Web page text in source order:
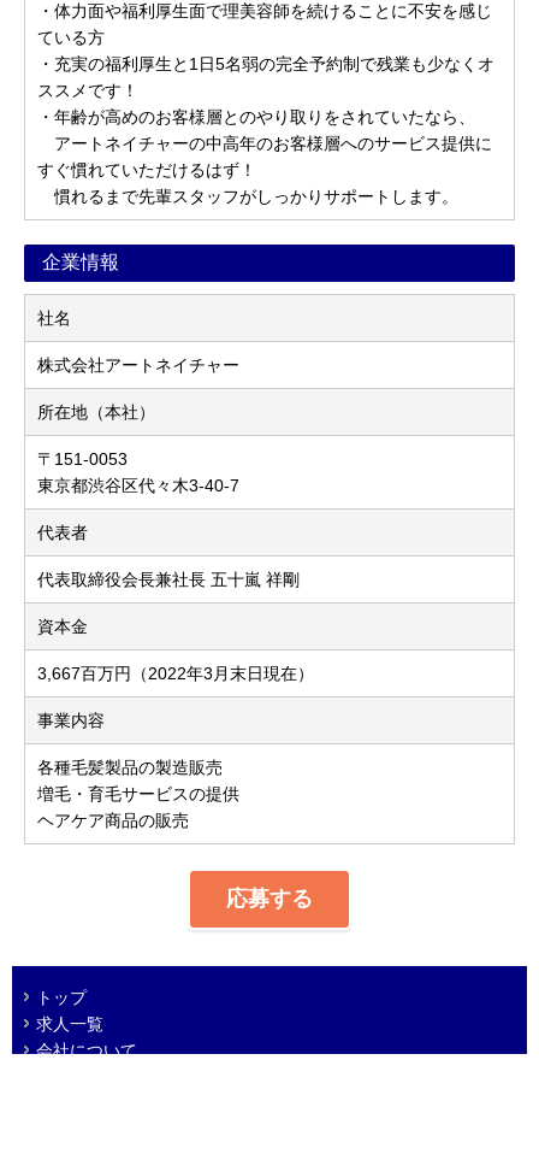
・体力面や福利厚生面で理美容師を続けることに不安を感じ
ている方
・充実の福利厚生と1日5名弱の完全予約制で残業も少なくオ
ススメです！
・年齢が高めのお客様層とのやり取りをされていたなら、
アートネイチャーの中高年のお客様層へのサービス提供に
すぐ慣れていただけるはず！
慣れるまで先輩スタッフがしっかりサポートします。
企業情報
社名
株式会社アートネイチャー
所在地（本社）
〒151-0053
東京都渋谷区代々木3-40-7
代表者
代表取締役会長兼社長 五十嵐 祥剛
資本金
3,667百万円（2022年3月末日現在）
事業内容
各種毛髪製品の製造販売
増毛・育毛サービスの提供
ヘアケア商品の販売
応募する
トップ
求人一覧
会社について